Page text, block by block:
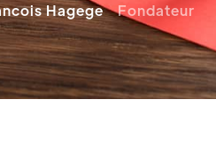
Hagege Fondateur